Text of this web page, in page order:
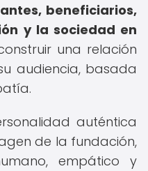
beneficiarios,
y la sociedad en
una relación
audiencia, basada
auténtica
de la fundación,
empático y